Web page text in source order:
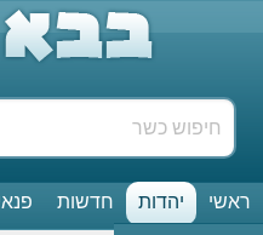
ראשי יהדות חדשות